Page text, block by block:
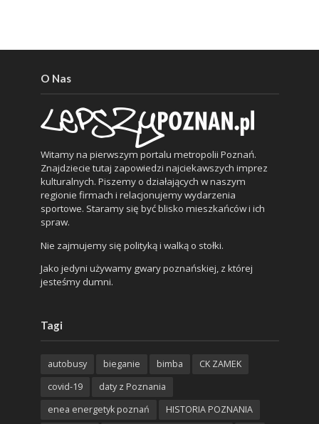
O Nas
Witamy na pierwszym portalu metropolii Poznań.
Znajdziecie tutaj zapowiedzi najciekawszych imprez
kulturalnych. Piszemy o działających w naszym
regionie firmach i relacjonujemy wydarzenia
sportowe. Staramy się być blisko mieszkańców i ich
spraw.
Nie zajmujemy się polityką i walką o stołki.
Jako jedyni używamy gwary poznańskiej, z której
jesteśmy dumni.
Tagi
autobusy bieganie bimba
CK ZAMEK
covid-19
daty z Poznania
enea energetyk poznań
HISTORIA POZNANIA